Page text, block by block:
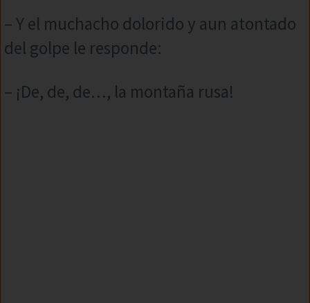
– Y el muchacho dolorido y aun atontado
del golpe le responde:
– ¡De, de, de…, la montaña rusa!